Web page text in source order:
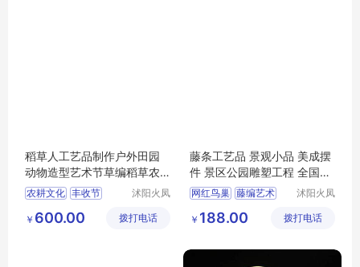
稻草人工艺品制作户外田园
动物造型艺术节草编稻草农
耕文化
农耕文化 丰收节
沭阳火凤
有限公司
￥ 600.00 拨打电话
藤条工艺品 景观小品 美成摆
件 景区公园雕塑工程 全国定
制
网红鸟巢 藤编艺术
美成摆件
沭阳火凤
有限公司
￥ 188.00 拨打电话